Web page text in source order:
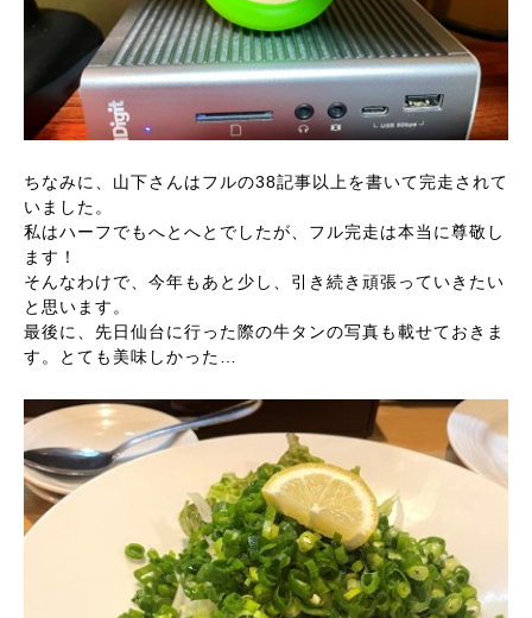
ちなみに、山下さんはフルの38記事以上を書いて完走されて
いました。
私はハーフでもへとへとでしたが、フル完走は本当に尊敬し
ます！
そんなわけで、今年もあと少し、引き続き頑張っていきたい
と思います。
最後に、先日仙台に行った際の牛タンの写真も載せておきま
す。とても美味しかった…